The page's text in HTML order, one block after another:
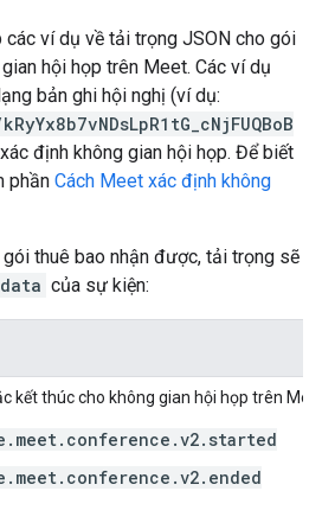
các ví dụ về tải trọng JSON cho gói
hội họp trên Meet. Các ví dụ
bản ghi hội nghị (ví dụ:
định không gian hội họp. Để biết
phần Cách Meet xác định không
thuê bao nhận được, tải trọng sẽ
data của sự kiện:
kết thúc cho không gian hội họp trên